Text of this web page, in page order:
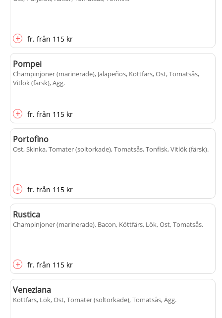
+ fr. från 115 kr
Pompei
Champinjoner (marinerade), Jalapeños, Köttfärs, Ost, Tomatsås,
Vitlök (färsk), Ägg.
+ fr. från 115 kr
Portofino
Ost, Skinka, Tomater (soltorkade), Tomatsås, Tonfisk, Vitlök (färsk).
+ fr. från 115 kr
Rustica
Champinjoner (marinerade), Bacon, Köttfärs, Lök, Ost, Tomatsås.
+ fr. från 115 kr
Veneziana
Köttfärs, Lök, Ost, Tomater (soltorkade), Tomatsås, Ägg.